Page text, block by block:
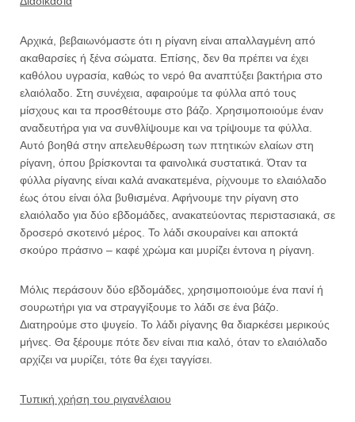
Αρχικά, βεβαιωνόμαστε ότι η ρίγανη είναι απαλλαγμένη από
ακαθαρσίες ή ξένα σώματα. Επίσης, δεν θα πρέπει να έχει
καθόλου υγρασία, καθώς το νερό θα αναπτύξει βακτήρια στο
ελαιόλαδο. Στη συνέχεια, αφαιρούμε τα φύλλα από τους
μίσχους και τα προσθέτουμε στο βάζο. Χρησιμοποιούμε έναν
αναδευτήρα για να συνθλίψουμε και να τρίψουμε τα φύλλα.
Αυτό βοηθά στην απελευθέρωση των πτητικών ελαίων στη
ρίγανη, όπου βρίσκονται τα φαινολικά συστατικά. Όταν τα
φύλλα ρίγανης είναι καλά ανακατεμένα, ρίχνουμε το ελαιόλαδο
έως ότου είναι όλα βυθισμένα. Αφήνουμε την ρίγανη στο
ελαιόλαδο για δύο εβδομάδες, ανακατεύοντας περιστασιακά, σε
δροσερό σκοτεινό μέρος. Το λάδι σκουραίνει και αποκτά
σκούρο πράσινο – καφέ χρώμα και μυρίζει έντονα η ρίγανη.
Μόλις περάσουν δύο εβδομάδες, χρησιμοποιούμε ένα πανί ή
σουρωτήρι για να στραγγίξουμε το λάδι σε ένα βάζο.
Διατηρούμε στο ψυγείο. Το λάδι ρίγανης θα διαρκέσει μερικούς
μήνες. Θα ξέρουμε πότε δεν είναι πια καλό, όταν το ελαιόλαδο
αρχίζει να μυρίζει, τότε θα έχει ταγγίσει.
Τυπική χρήση του ριγανέλαιου